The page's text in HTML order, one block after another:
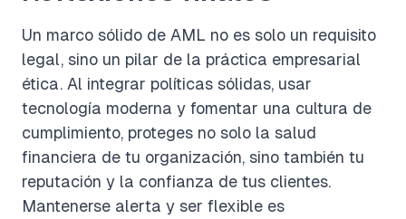
Un marco sólido de AML no es solo un requisito
legal, sino un pilar de la práctica empresarial
ética. Al integrar políticas sólidas, usar
tecnología moderna y fomentar una cultura de
cumplimiento, proteges no solo la salud
financiera de tu organización, sino también tu
reputación y la confianza de tus clientes.
Mantenerse alerta y ser flexible es